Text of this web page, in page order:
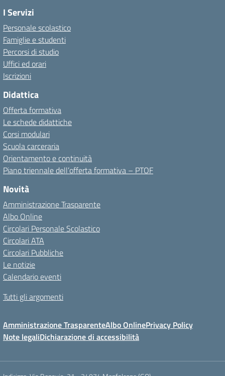
I Servizi
Personale scolastico
Famiglie e studenti
Percorsi di studio
Uffici ed orari
Iscrizioni
Didattica
Offerta formativa
Le schede didattiche
Corsi modulari
Scuola carceraria
Orientamento e continuità
Piano triennale dell’offerta formativa – PTOF
Novità
Amministrazione Trasparente
Albo Online
Circolari Personale Scolastico
Circolari ATA
Circolari Pubbliche
Le notizie
Calendario eventi
Tutti gli argomenti
Amministrazione TrasparenteAlbo OnlinePrivacy Policy
Note legaliDichiarazione di accessibilità